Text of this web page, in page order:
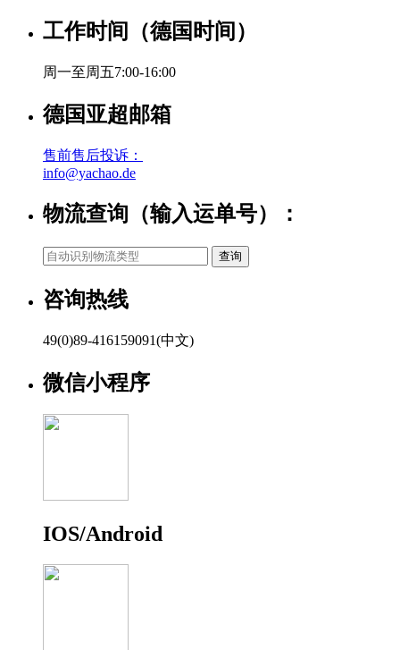
工作时间（德国时间）
周一至周五7:00-16:00
德国亚超邮箱
售前售后投诉：
info@yachao.de
物流查询（输入运单号）：
咨询热线
49(0)89-416159091(中文)
微信小程序
IOS/Android